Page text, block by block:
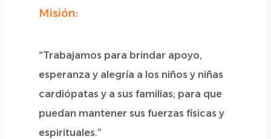
Misión:
“Trabajamos para brindar apoyo,
esperanza y alegría a los niños y niñas
cardiópatas y a sus familias; para que
puedan mantener sus fuerzas físicas y
espirituales.”